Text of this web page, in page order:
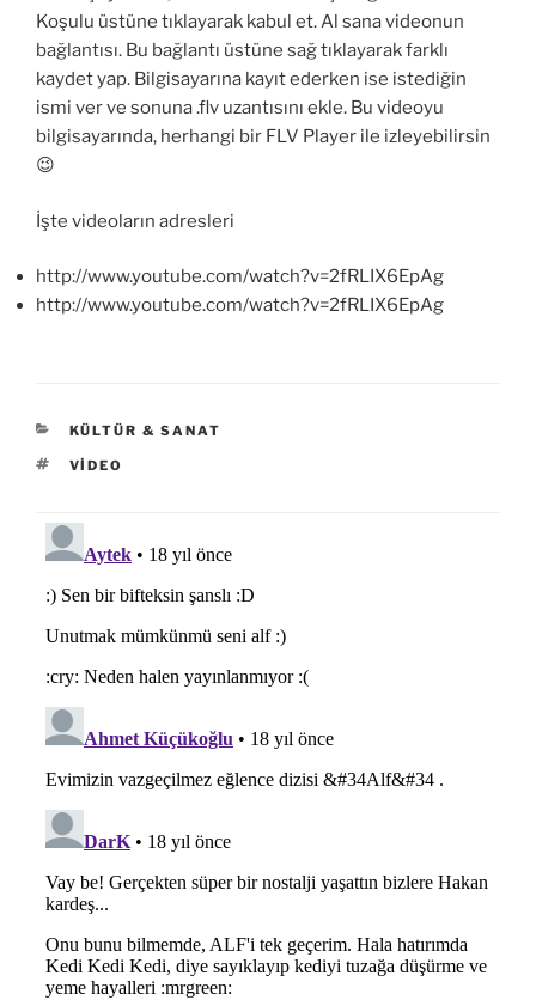
Koşulu üstüne tıklayarak kabul et. Al sana videonun
bağlantısı. Bu bağlantı üstüne sağ tıklayarak farklı
kaydet yap. Bilgisayarına kayıt ederken ise istediğin
ismi ver ve sonuna .flv uzantısını ekle. Bu videoyu
bilgisayarında, herhangi bir FLV Player ile izleyebilirsin
😉
İşte videoların adresleri
http://www.youtube.com/watch?v=2fRLIX6EpAg
http://www.youtube.com/watch?v=2fRLIX6EpAg
KATEGORILER
KÜLTÜR & SANAT
ETIKETLER
VIDEO